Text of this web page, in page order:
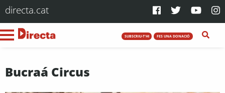
directa.cat
SUBSCRIU-T'HI FES UNA DONACIÓ
Bucraá Circus